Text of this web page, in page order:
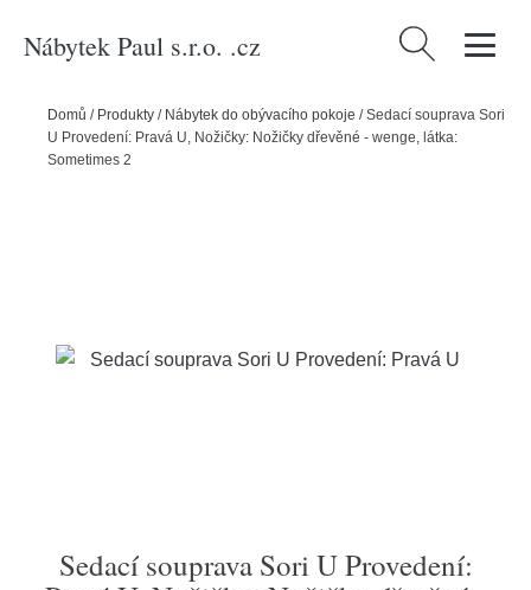
Nábytek Paul s.r.o. .cz Vyhledávání
Domů / Produkty / Nábytek do obývacího pokoje /Sedací souprava Sori
U Provedení: Pravá U, Nožičky: Nožičky dřevěné - wenge, látka:
Sometimes 2
Sedací souprava Sori U Provedení: